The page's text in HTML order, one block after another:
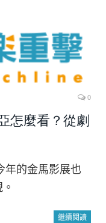
0
怎麼看？從劇
年的金馬影展也
繼續閱讀